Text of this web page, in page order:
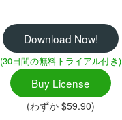
Download Now!
(30日間の無料トライアル付き)
Buy License
(わずか $59.90)